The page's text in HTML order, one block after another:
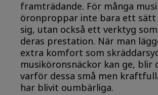
framträdande. För många
öronproppar inte bara ett sätt
sig, utan också ett verktyg
deras prestation. När man
extra komfort som
musiköronsnäckor kan ge, blir
varför dessa små men
har blivit oumbärliga.